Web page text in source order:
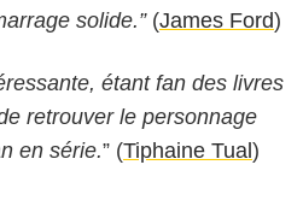
solide.” (James Ford)
étant fan des livres
retrouver le personnage
en série.” (Tiphaine Tual )